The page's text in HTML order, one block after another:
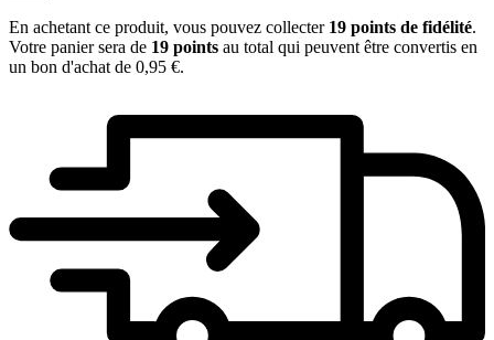
En achetant ce produit, vous pouvez collecter 19 points de fidélité.
Votre panier sera de 19 points au total qui peuvent être convertis en
un bon d'achat de 0,95 €.